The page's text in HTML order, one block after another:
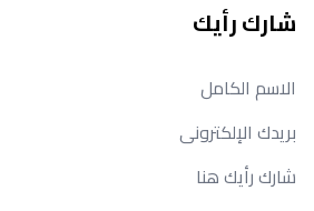
شارك رأيك